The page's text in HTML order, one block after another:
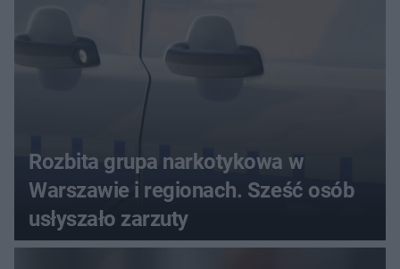
Rozbita grupa narkotykowa w
Warszawie i regionach. Sześć osób
usłyszało zarzuty